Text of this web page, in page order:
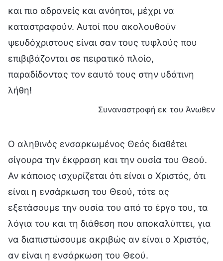
και πιο αδρανείς και ανόητοι, μέχρι να
καταστραφούν. Αυτοί που ακολουθούν
ψευδόχριστους είναι σαν τους τυφλούς που
επιβιβάζονται σε πειρατικό πλοίο,
παραδίδοντας τον εαυτό τους στην υδάτινη
λήθη!
Συναναστροφή εκ του Άνωθεν
Ο αληθινός ενσαρκωμένος Θεός διαθέτει
σίγουρα την έκφραση και την ουσία του Θεού.
Αν κάποιος ισχυρίζεται ότι είναι ο Χριστός, ότι
είναι η ενσάρκωση του Θεού, τότε ας
εξετάσουμε την ουσία του από το έργο του, τα
λόγια του και τη διάθεση που αποκαλύπτει, για
να διαπιστώσουμε ακριβώς αν είναι ο Χριστός,
αν είναι η ενσάρκωση του Θεού.